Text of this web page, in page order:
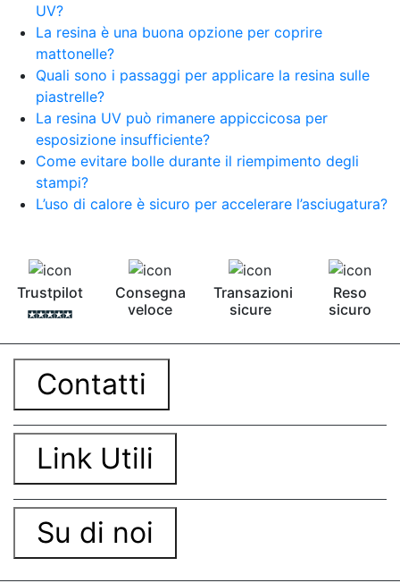
UV?
La resina è una buona opzione per coprire
mattonelle?
Quali sono i passaggi per applicare la resina sulle
piastrelle?
La resina UV può rimanere appiccicosa per
esposizione insufficiente?
Come evitare bolle durante il riempimento degli
stampi?
L’uso di calore è sicuro per accelerare l’asciugatura?
Trustpilot
Consegna
veloce
Transazioni
sicure
Reso
sicuro
Contatti
Link Utili
Su di noi